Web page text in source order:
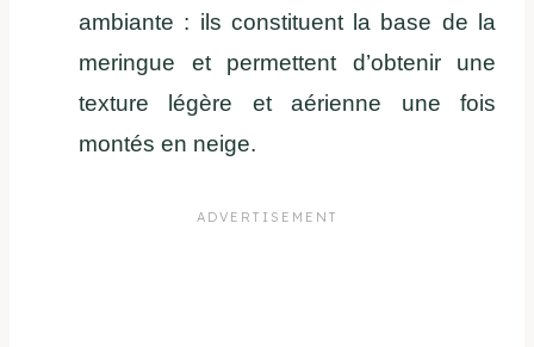
ambiante : ils constituent la base de la
meringue et permettent d’obtenir une
texture légère et aérienne une fois
montés en neige.